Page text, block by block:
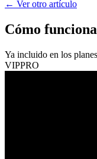
← Ver otro artículo
Cómo
Ya incluido en los planes
VIPPRO